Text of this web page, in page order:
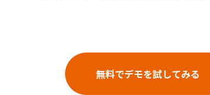
無料でデモを試してみる